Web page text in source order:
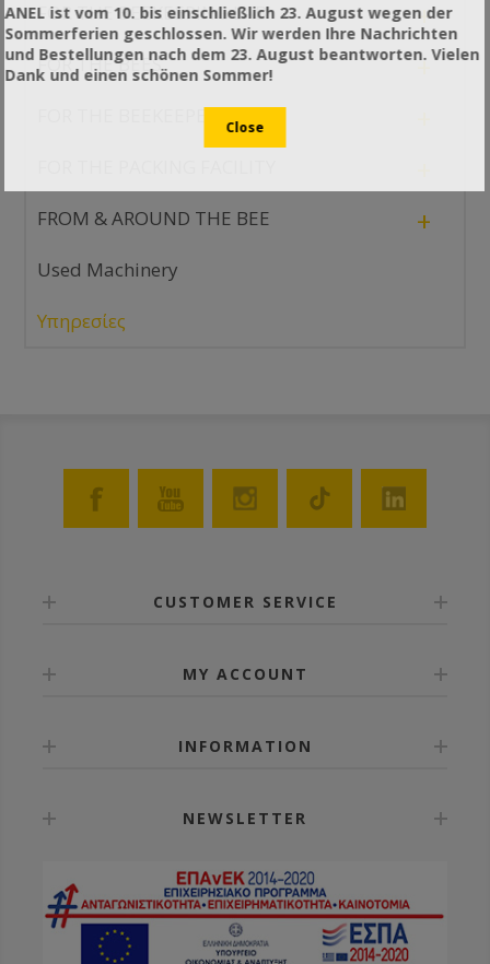
FOR THE BEEKEEPING LAB +
FOR THE BEES +
FOR THE BEEKEEPER
FROM & AROUND THE BEE +
Used Machinery
Υπηρεσίες
CUSTOMER SERVICE
MY ACCOUNT
INFORMATION
NEWSLETTER
ANEL ist vom 10. bis einschließlich 23. August wegen der
Sommerferien geschlossen. Wir werden Ihre Nachrichten
und Bestellungen nach dem 23. August beantworten. Vielen
Dank und einen schönen Sommer!